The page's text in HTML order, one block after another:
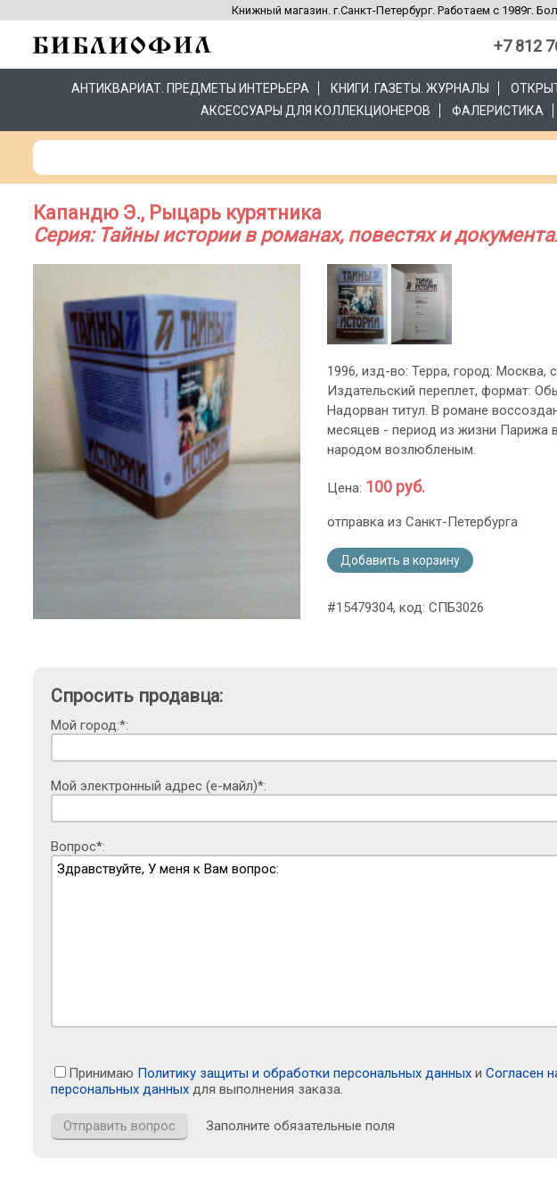
Книжный магазин. г.Санкт-Петербург. Работаем с 1989г.
+7 812
АНТИКВАРИАТ. ПРЕДМЕТЫ ИНТЕРЬЕРА КНИГИ. ГАЗЕТЫ. ЖУРНАЛЫ
АКСЕССУАРЫ ДЛЯ КОЛЛЕКЦИОНЕРОВ
ФАЛЕРИСТИКА
Капандю Э., Рыцарь курятника
Серия: Тайны истории в романах, повестях и
1996, изд-во: Терра, город: Москва,
Издательский переплет, формат:
Надорван титул. В романе
месяцев - период из жизни Парижа
народом возлюбленым.
Цена: 100 руб.
отправка из Санкт-Петербурга
Добавить в корзину
#15479304, код: СПБ3026
Спросить продавца:
Мой город:*:
Мой электронный адрес (е-майл)*:
Вопрос*:
Принимаю Политику защиты и обработки персональных данных и Согласен
персональных данных для выполнения заказа.
Заполните обязательные поля